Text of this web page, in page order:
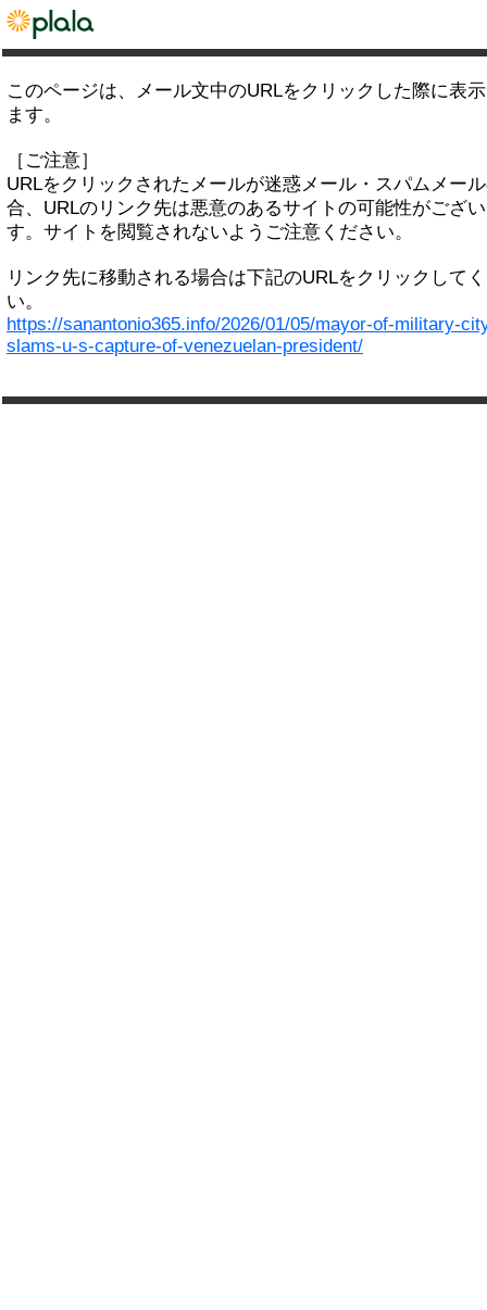
このページは、メール文中のURLをクリックした際に表
ます。
［ご注意］
URLをクリックされたメールが迷惑メール・スパムメー
合、URLのリンク先は悪意のあるサイトの可能性がござ
す。サイトを閲覧されないようご注意ください。
リンク先に移動される場合は下記のURLをクリックして
い。
https://sanantonio365.info/2026/01/05/mayor-of-military-
slams-u-s-capture-of-venezuelan-president/